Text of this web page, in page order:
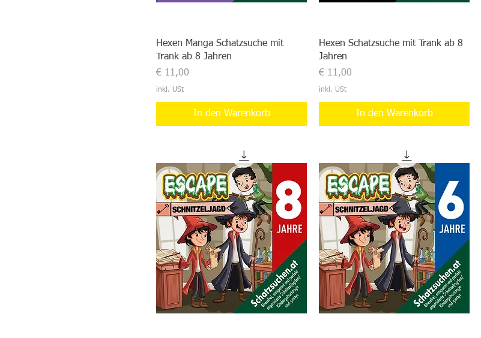
Hexen Manga Schatzsuche mit
Trank ab 8 Jahren
Preis
€ 11,00
inkl. USt
In den Warenkorb
Hexen Schatzsuche mit Trank ab 8
Jahren
Preis
€ 11,00
inkl. USt
In den Warenkorb